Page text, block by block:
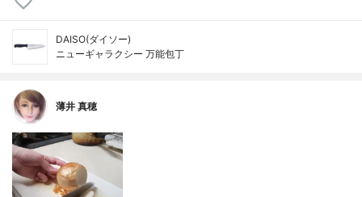
DAISO(ダイソー)
ニューギャラクシー 万能包丁
薄井 真穂